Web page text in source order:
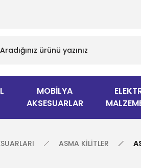
MOBİLYA
AKSESUARLAR
ASMA KİLİTLER